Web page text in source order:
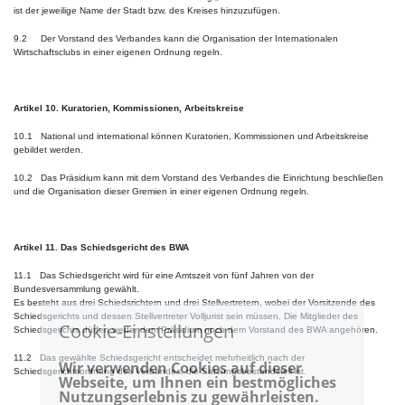
ist der jeweilige Name der Stadt bzw. des Kreises hinzuzufügen.
9.2 Der Vorstand des Verbandes kann die Organisation der Internationalen
Wirtschaftsclubs in einer eigenen Ordnung regeln.
Artikel 10. Kuratorien, Kommissionen, Arbeitskreise
10.1 National und international können Kuratorien, Kommissionen und Arbeitskreise
gebildet werden.
10.2 Das Präsidium kann mit dem Vorstand des Verbandes die Einrichtung beschließen
und die Organisation dieser Gremien in einer eigenen Ordnung regeln.
Artikel 11. Das Schiedsgericht des BWA
11.1 Das Schiedsgericht wird für eine Amtszeit von fünf Jahren von der
Bundesversammlung gewählt.
Es besteht aus drei Schiedsrichtern und drei Stellvertretern, wobei der Vorsitzende des
Schiedsgerichts und dessen Stellvertreter Volljurist sein müssen. Die Mitglieder des
Schiedsgerichts dürfen weder dem Präsidium noch dem Vorstand des BWA angehören.
11.2 Das gewählte Schiedsgericht entscheidet mehrheitlich nach der
Schiedsgerichtsordnung des Verbandes, die Satzungsbestandsteil ist.
Cookie-Einstellungen
Wir verwenden Cookies auf dieser
Webseite, um Ihnen ein bestmögliches
Nutzungserlebnis zu gewährleisten.